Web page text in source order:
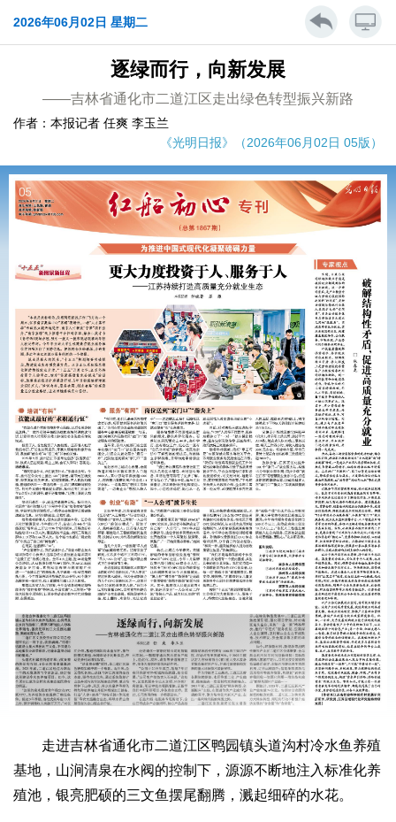
2026年06月02日 星期二
逐绿而行，向新发展
——吉林省通化市二道江区走出绿色转型振兴新路
作者：本报记者 任爽 李玉兰
《光明日报》（2026年06月02日 05版）
走进吉林省通化市二道江区鸭园镇头道沟村冷水鱼养殖
基地，山涧清泉在水阀的控制下，源源不断地注入标准化养
殖池，银亮肥硕的三文鱼摆尾翻腾，溅起细碎的水花。